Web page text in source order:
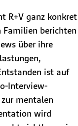
R+V ganz konkret
berichten
über ihre
ist auf
Interview-
mentalen
wird